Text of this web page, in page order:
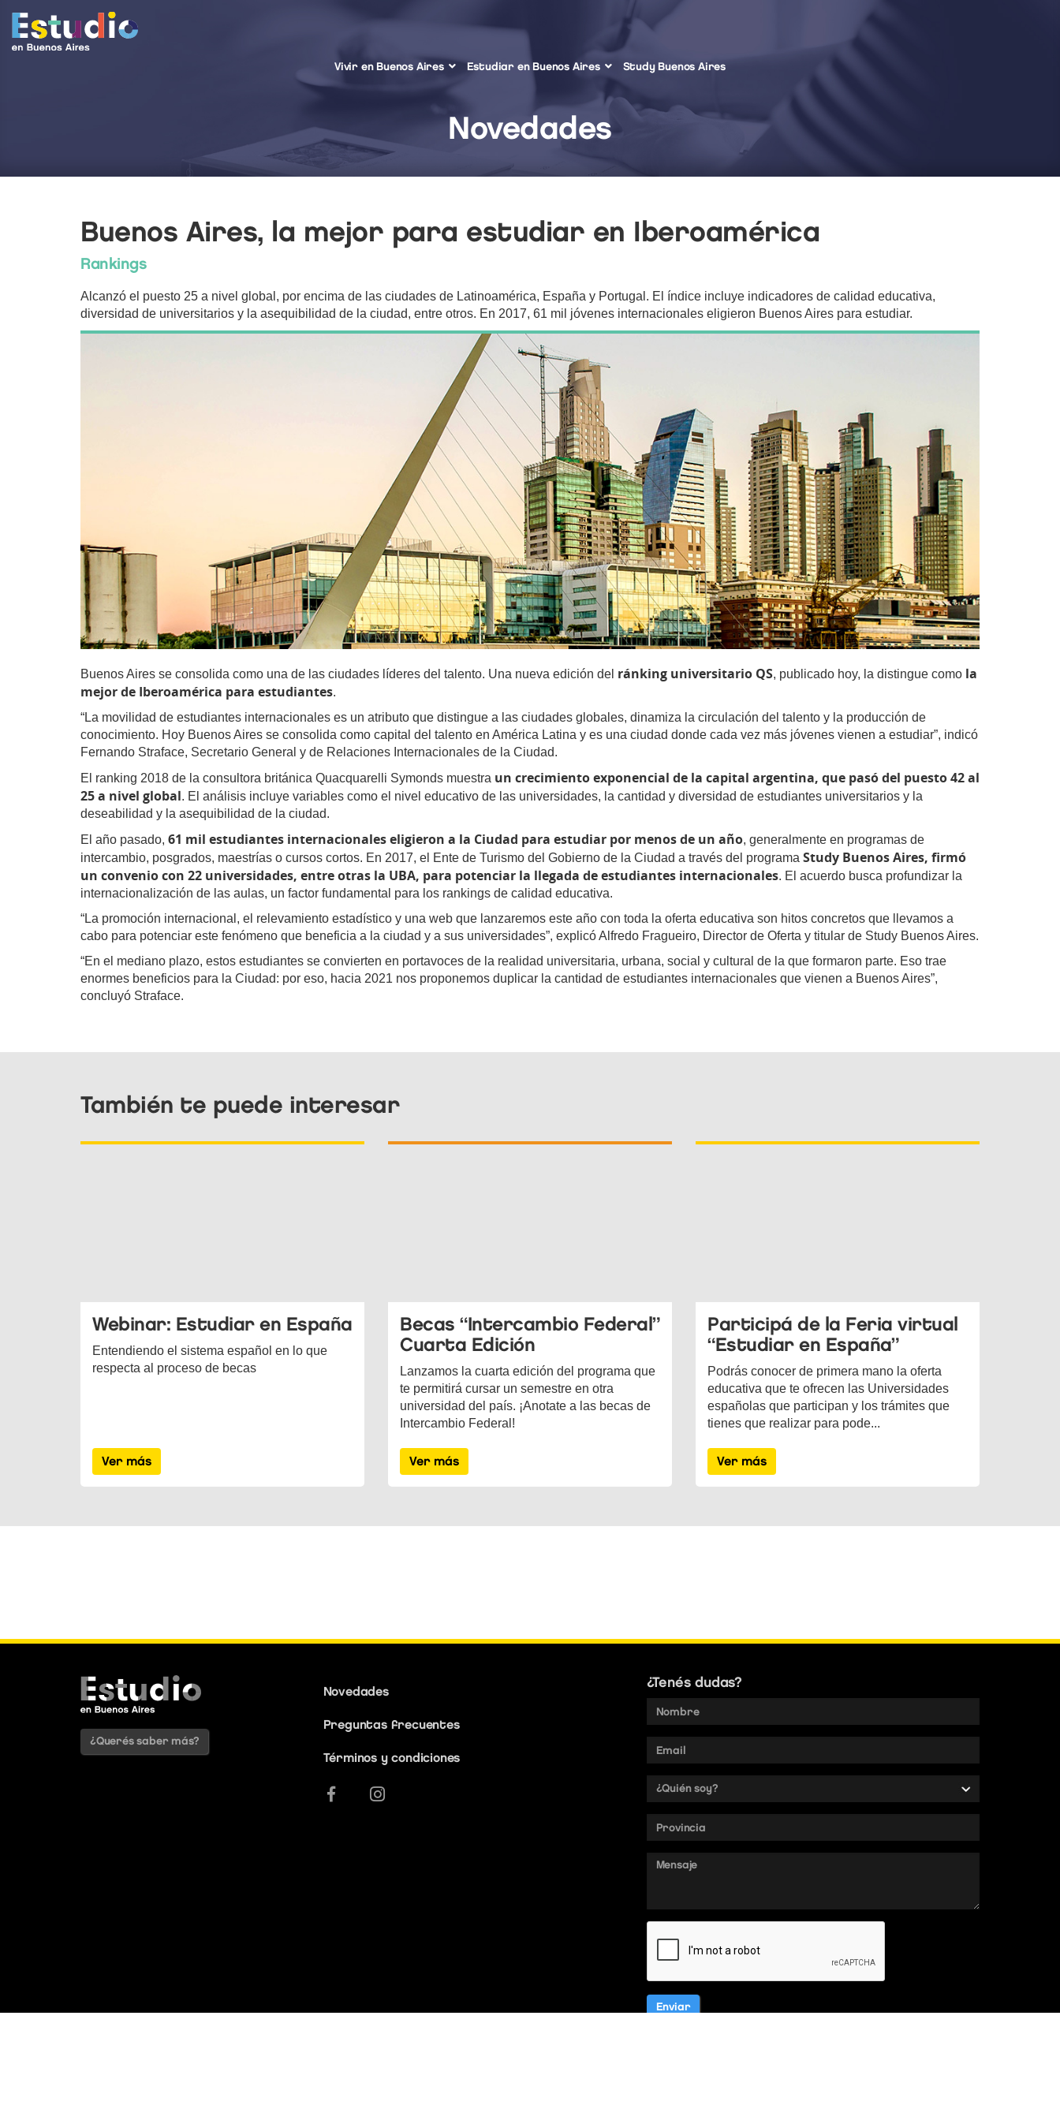
Vivir en Buenos Aires Estudiar en Buenos Aires Study Buenos Aires
Novedades
Buenos Aires, la mejor para estudiar en Iberoamérica
Rankings
Alcanzó el puesto 25 a nivel global, por encima de las ciudades de Latinoamérica, España y Portugal. El índice incluye indicadores de calidad educativa,
diversidad de universitarios y la asequibilidad de la ciudad, entre otros. En 2017, 61 mil jóvenes internacionales eligieron Buenos Aires para estudiar.
Buenos Aires se consolida como una de las ciudades líderes del talento. Una nueva edición del ránking universitario QS, publicado hoy, la distingue como la
mejor de Iberoamérica para estudiantes.
“La movilidad de estudiantes internacionales es un atributo que distingue a las ciudades globales, dinamiza la circulación del talento y la producción de
conocimiento. Hoy Buenos Aires se consolida como capital del talento en América Latina y es una ciudad donde cada vez más jóvenes vienen a estudiar”, indicó
Fernando Straface, Secretario General y de Relaciones Internacionales de la Ciudad.
El ranking 2018 de la consultora británica Quacquarelli Symonds muestra un crecimiento exponencial de la capital argentina, que pasó del puesto 42 al
25 a nivel global. El análisis incluye variables como el nivel educativo de las universidades, la cantidad y diversidad de estudiantes universitarios y la
deseabilidad y la asequibilidad de la ciudad.
El año pasado, 61 mil estudiantes internacionales eligieron a la Ciudad para estudiar por menos de un año, generalmente en programas de
intercambio, posgrados, maestrías o cursos cortos. En 2017, el Ente de Turismo del Gobierno de la Ciudad a través del programa Study Buenos Aires, firmó
un convenio con 22 universidades, entre otras la UBA, para potenciar la llegada de estudiantes internacionales. El acuerdo busca profundizar la
internacionalización de las aulas, un factor fundamental para los rankings de calidad educativa.
“La promoción internacional, el relevamiento estadístico y una web que lanzaremos este año con toda la oferta educativa son hitos concretos que llevamos a
cabo para potenciar este fenómeno que beneficia a la ciudad y a sus universidades”, explicó Alfredo Fragueiro, Director de Oferta y titular de Study Buenos Aires.
“En el mediano plazo, estos estudiantes se convierten en portavoces de la realidad universitaria, urbana, social y cultural de la que formaron parte. Eso trae
enormes beneficios para la Ciudad: por eso, hacia 2021 nos proponemos duplicar la cantidad de estudiantes internacionales que vienen a Buenos Aires”,
concluyó Straface.
También te puede interesar
Webinar: Estudiar en España
Entendiendo el sistema español en lo que
respecta al proceso de becas
Ver más
Becas “Intercambio Federal”
Cuarta Edición
Lanzamos la cuarta edición del programa que
te permitirá cursar un semestre en otra
universidad del país. ¡Anotate a las becas de
Intercambio Federal!
Ver más
Participá de la Feria virtual
“Estudiar en España”
Podrás conocer de primera mano la oferta
educativa que te ofrecen las Universidades
españolas que participan y los trámites que
tienes que realizar para pode...
Ver más
¿Querés saber más?
Novedades
Preguntas frecuentes
Términos y condiciones
¿Tenés dudas?
Nombre
Email
address
¿Quién
soy?
Provincia
Mensaje
Enviar